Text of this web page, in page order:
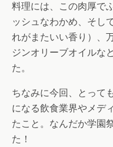
料理には、この肉厚で
ッシュなわかめ、そし
れがまたいい香り）、
ジンオリーブオイルな
た。
ちなみに今回、とって
になる飲食業界やメデ
たこと。なんだか学園
た！